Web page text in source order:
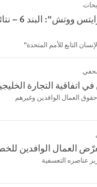
بيان شفوي
اتفاقية التجارة
العمال الوافدين وغيرهم
العمال الوافدين
عناصره التعسفية